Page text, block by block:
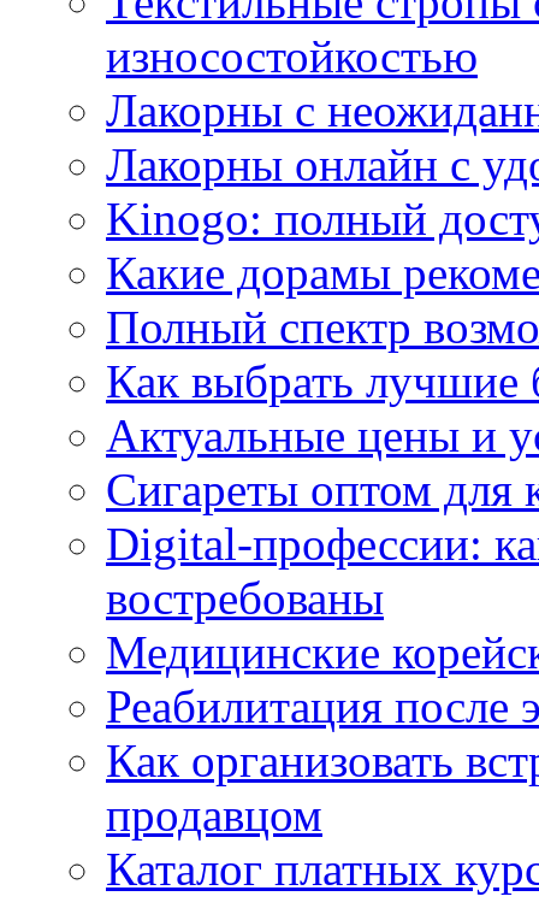
износостойкостью
Лакорны с
Лакорны онлайн с
Kinogo: полный
Какие дорамы
Полный спектр
Как выбрать
Актуальные цены и
Сигареты оптом для
Digital-профессии:
востребованы
Медицинские
Реабилитация после
Как организовать
продавцом
Каталог платных